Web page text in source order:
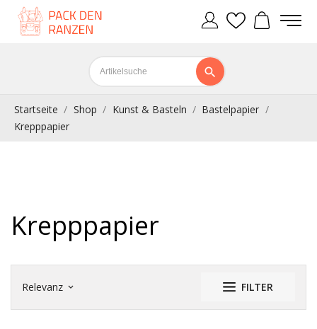
Startseite Shop Kunst & Basteln
Bastelpapier
Krepppapier
Krepppapier
Relevanz keyboard_arrow_down FILTER